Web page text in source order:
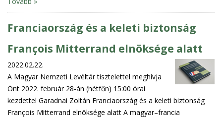
Franciaország és a keleti biztonság
François Mitterrand elnöksége alatt
2022.02.22.
A Magyar Nemzeti Levéltár tisztelettel meghívja
Önt 2022. február 28-án (hétfőn) 15:00 órai
kezdettel Garadnai Zoltán Franciaország és a keleti biztonság
François Mitterrand elnöksége alatt A magyar–francia